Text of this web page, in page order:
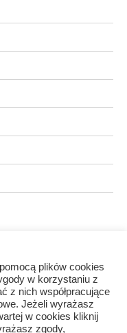
plików cookies
w korzystaniu z
z nich współpracujące
Jeżeli wyrażasz
w cookies kliknij
zgody,